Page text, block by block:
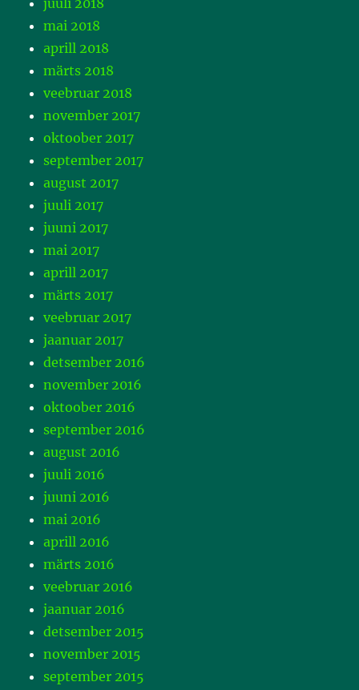
juuli 2018
mai 2018
aprill 2018
märts 2018
veebruar 2018
november 2017
oktoober 2017
september 2017
august 2017
juuli 2017
juuni 2017
mai 2017
aprill 2017
märts 2017
veebruar 2017
jaanuar 2017
detsember 2016
november 2016
oktoober 2016
september 2016
august 2016
juuli 2016
juuni 2016
mai 2016
aprill 2016
märts 2016
veebruar 2016
jaanuar 2016
detsember 2015
november 2015
september 2015